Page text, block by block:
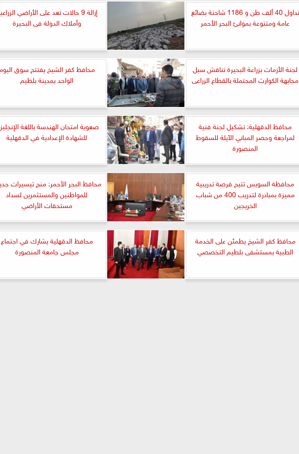
تداول 40 ألف طن و 1186 شاحنة بضائع
عامة ومتنوعة بموانئ البحر الأحمر
إزالة 9 حالات تعد على الأراضي
وأملاك الدولة فى البحيرة
لجنة الأزمات بزراعة البحيرة تناقش سبل
مجابهة الكوارث المحتملة بالقطاع الزراعى
محافظ كفر الشيخ يفتتح سوق
الواحد بمدينة بلطيم
محافظ الدقهلية: تشكيل لجنة فنية
لمراجعة وحصر المباني الآيلة للسقوط
المنصورة
صعوبة امتحان الهندسة باللغة
للشهادة الإعدادية في الدقهلية
محافظة السويس تتيح فرصة تدريبية
مميزة بمبادرة لتدريب 400 من شباب
الخريجين
محافظ البحر الأحمر: منح تيسيرات
للمواطنين والمستثمرين لسداد
مستحقات الأراضي
محافظ كفر الشيخ يطمئن على الخدمة
الطبية بمستشفى بلطيم التخصصي
محافظ الدقهلية يشارك في اجتماع
مجلس جامعة المنصورة